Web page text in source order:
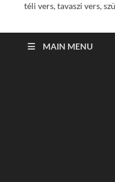
téli vers, tavaszi vers,
MAIN MENU